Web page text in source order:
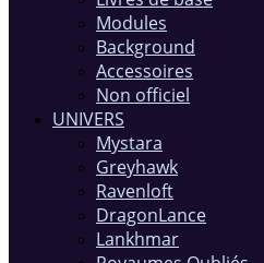
Modules
Background
Accessoires
Non officiel
UNIVERS
Mystara
Greyhawk
Ravenloft
DragonLance
Lankhmar